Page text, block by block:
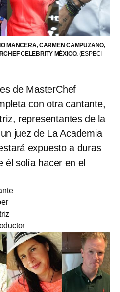
MANCERA, CARMEN CAMPUZANO,
CELEBRITY MÉXICO. (ESPECI
de MasterChef
con otra cantante,
representantes de la
juez de La Academia
expuesto a duras
él solía hacer en el